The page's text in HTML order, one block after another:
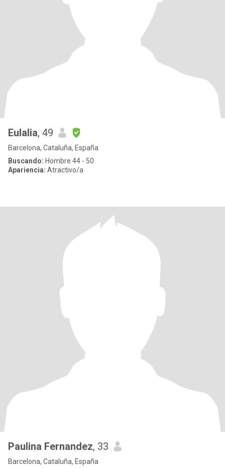
Eulalia, 49
Barcelona, Cataluña, España
Buscando: Hombre 44 - 50
Apariencia: Atractivo/a
Paulina Fernandez, 33
Barcelona, Cataluña, España